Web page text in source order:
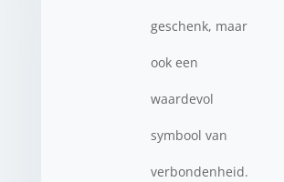
geschenk, maar
ook een
waardevol
symbool van
verbondenheid.